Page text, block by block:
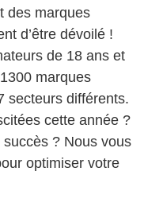
des marques
d’être dévoilé !
de 18 ans et
marques
secteurs différents.
cette année ?
? Nous vous
optimiser votre